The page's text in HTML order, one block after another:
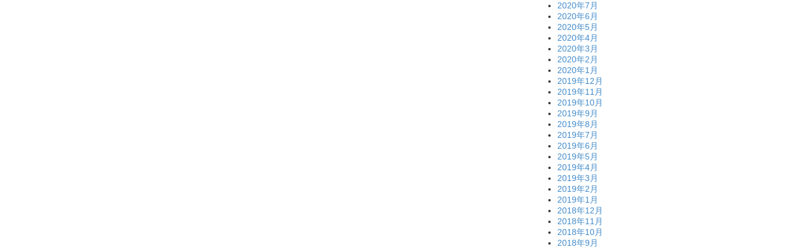
2020年7月
2020年6月
2020年5月
2020年4月
2020年3月
2020年2月
2020年1月
2019年12月
2019年11月
2019年10月
2019年9月
2019年8月
2019年7月
2019年6月
2019年5月
2019年4月
2019年3月
2019年2月
2019年1月
2018年12月
2018年11月
2018年10月
2018年9月